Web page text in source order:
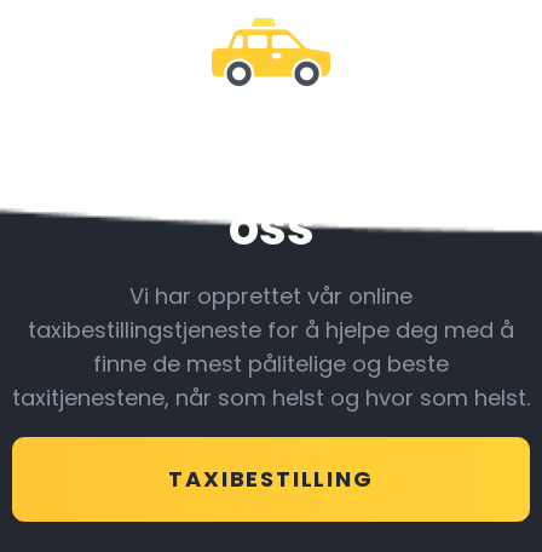
oss
Vi har opprettet vår online
taxibestillingstjeneste for å hjelpe deg med å
finne de mest pålitelige og beste
taxitjenestene, når som helst og hvor som helst.
TAXIBESTILLING